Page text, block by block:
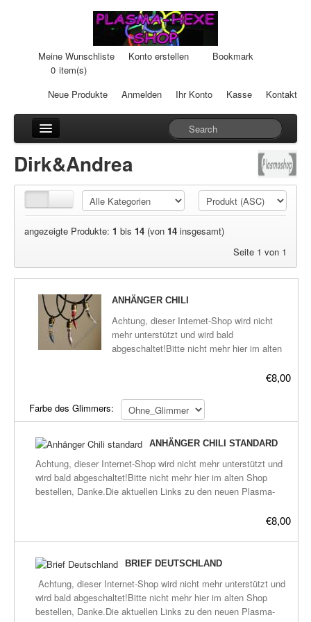
Meine Wunschliste Konto erstellen
Bookmark
0 item(s)
Neue Produkte
Anmelden Ihr Konto Kasse Kontakt
Cream-Dosen
Duftsteine
Plasma-Geräte
Plasma-Wasser
Stromeinheiten
Zubehör
Dirk&Andrea
angezeigte Produkte: 1 bis 14 (von 14 insgesamt)
Seite 1 von 1
ANHÄNGER CHILI
Achtung, dieser Internet-Shop wird nicht
mehr unterstützt und wird bald
abgeschaltet!Bitte nicht mehr hier im alten
zu den neuen Plasma-Shops befinden sich
city.de/plasma/shop.htmlAnhänger, Chili-
Form.Wirkt bei den meisten Menschen
gelassen.Wie bei allen Plasma-Produkten
kann die Wirkung aber auch anders sein, da
das Plasma immer versucht sein Umfeld die
Energie zu geben die es benötigt.Sehr
Schilddrüsenerkrankungen.Glimmer-Farben:
(und unterschiedlich grob)Ohne GlimmerLila
1-2Blau 1-3Pink 1-2Türkis 1-2Rot 1-2Gelb 1-
2KupferPerlmutt 1-3Grün 1Lind-Grün 1-
2Mint-GrünGold 1-2Silber 1-2Schwarzbitte
die beiden Glimmer-Tafeln einsehen bei
Bilder.wird keine Farbe angegeben, dann
ohne Glimmer, nur GaNS-Wasser.Inhalt:-
€8,00
Farbe des Glimmers:
ANHÄNGER CHILI STANDARD
Achtung, dieser Internet-Shop wird nicht mehr unterstützt und
wird bald abgeschaltet!Bitte nicht mehr hier im alten Shop
bestellen, Danke.Die aktuellen Links zu den neuen Plasma-
beruhigend, heilend, gibt Energie und macht gelassen.Wie bei
allen Plasma-Produkten kann die Wirkung aber auch anders
zu geben die es benötigt.Sehr empfehlenswert für alle Arten
von Schilddrüsenerkrankungen.Inhalt:-Feuer beschichtete mini
Kupferspule, 9 Windungen.-Ozean02+CO2 GaNS und GaNS-
€8,00
BRIEF DEUTSCHLAND
Achtung, dieser Internet-Shop wird nicht mehr unterstützt und
wird bald abgeschaltet!Bitte nicht mehr hier im alten Shop
bestellen, Danke.Die aktuellen Links zu den neuen Plasma-